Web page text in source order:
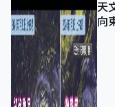
天
向